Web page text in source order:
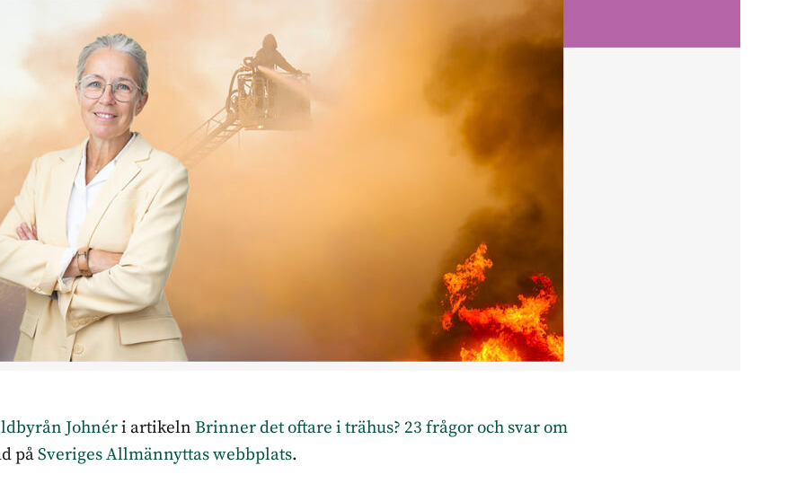
Johnéri artikeln Brinner det oftare i trähus? 23 frågor och svar om
påSveriges Allmännyttas webbplats.